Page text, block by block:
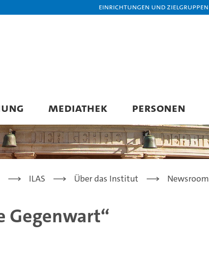
Einrichtungen und Zielgruppen
MEDIATHEK PERSONEN
ILAS Über das Institut Newsroom
Gegenwart“